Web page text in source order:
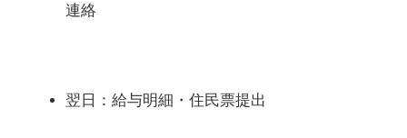
連絡
翌日：給与明細・住民票提出